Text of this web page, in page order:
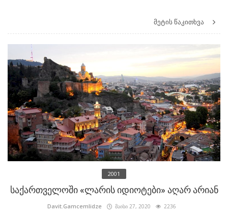
მეტის წაკითხვა
2001
საქართველოში «ლარის იდიოტები» აღარ არიან
Davit.Gamcemlidze მაისი 27, 2020 2236